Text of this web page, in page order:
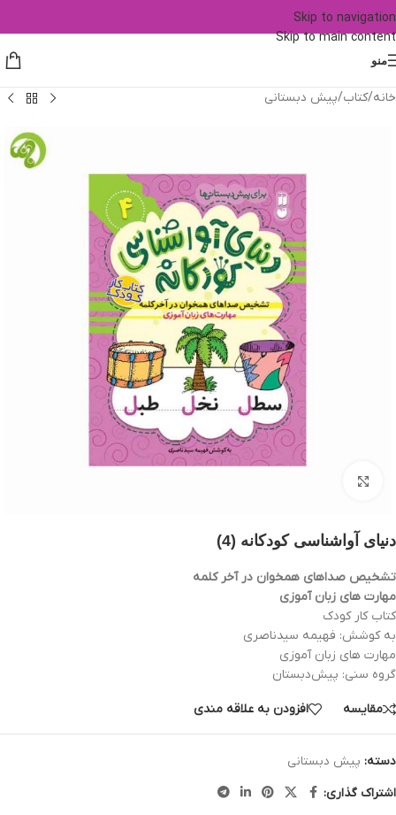
Skip to navigation
Skip to main content
منو
خانه/کتاب/پیش دبستانی
دنیای آواشناسی کودکانه (4)
تشخیص صداهای همخوان در آخر کلمه
مهارت های زبان آموزی
کتاب کار کودک
به کوشش: فهيمه سيدناصری
مهارت های زبان آموزی
گروه سنی: پيش‌دبستان
مقایسه افزودن به علاقه مندی
دسته: پیش دبستانی
اشتراک گذاری: